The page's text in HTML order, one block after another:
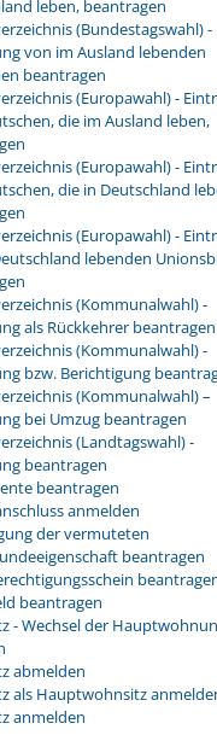
leben, beantragen
(Bundestagswahl) -
von im Ausland lebenden
beantragen
(Europawahl) -
die im Ausland leben,
(Europawahl) -
die in Deutschland
(Europawahl) -
lebenden
(Kommunalwahl) -
als Rückkehrer beantragen
(Kommunalwahl) -
bzw. Berichtigung
(Kommunalwahl) –
bei Umzug beantragen
(Landtagswahl) -
beantragen
beantragen
anmelden
der vermuteten
beantragen
beantragen
- Wechsel der
abmelden
als Hauptwohnsitz
anmelden